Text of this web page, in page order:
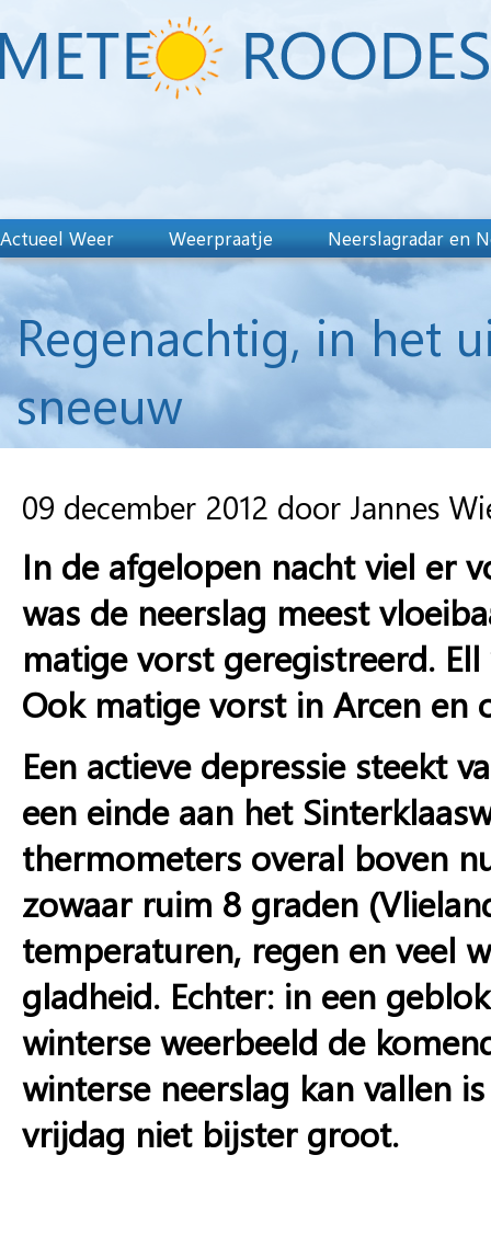
Actueel Weer Weerpraatje Neerslagradar en
Regenachtig, in het
sneeuw
09 december 2012 door Jannes
In de afgelopen nacht viel er
was de neerslag meest
matige vorst geregistreerd.
Ook matige vorst in Arcen en
Een actieve depressie steekt
een einde aan het
thermometers overal boven
zowaar ruim 8 graden
temperaturen, regen en veel
gladheid. Echter: in een
winterse weerbeeld de
winterse neerslag kan vallen
vrijdag niet bijster groot.